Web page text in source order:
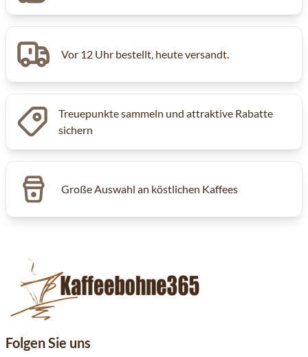
Vor 12 Uhr bestellt, heute versandt.
Treuepunkte sammeln und attraktive Rabatte
sichern
Große Auswahl an köstlichen Kaffees
Folgen Sie uns